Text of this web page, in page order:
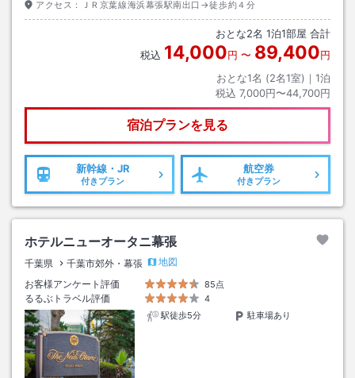
アクセス： ＪＲ京葉線海浜幕張駅南出口→徒歩約４分
おとな2名 1泊1部屋 合計
税込 14,000円 〜 89,400円
おとな1名 (2名1室)｜ 1泊
税込 7,000円〜44,700円
宿泊プランを見る
新幹線・JR
付きプラン
航空券
付きプラン
ホテルニューオータニ幕張
千葉県 千葉市郊外・幕張
地図
お客様アンケート評価
85点
るるぶトラベル評価
4
駅徒歩5分
駐車場あり